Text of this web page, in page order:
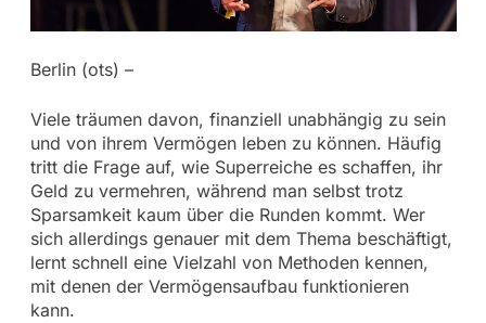
Berlin (ots) –
Viele träumen davon, finanziell unabhängig zu sein
und von ihrem Vermögen leben zu können. Häufig
tritt die Frage auf, wie Superreiche es schaffen, ihr
Geld zu vermehren, während man selbst trotz
Sparsamkeit kaum über die Runden kommt. Wer
sich allerdings genauer mit dem Thema beschäftigt,
lernt schnell eine Vielzahl von Methoden kennen,
mit denen der Vermögensaufbau funktionieren
kann.